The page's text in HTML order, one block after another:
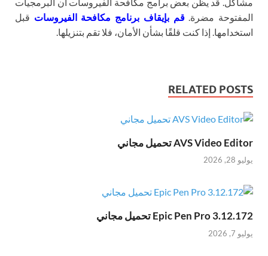
المفتوحة مضرة.قم بإيقاف برنامج مكافحة الفيروسات قبل
استخدامها. إذا كنت قلقًا بشأن الأمان، فلا تقم بتنزيلها.
RELATED POSTS
AVS Video Editor تحميل مجاني
يوليو 28, 2026
Epic Pen Pro 3.12.172 تحميل مجاني
يوليو 7, 2026